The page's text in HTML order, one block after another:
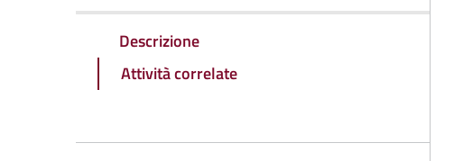
Descrizione
Attività correlate